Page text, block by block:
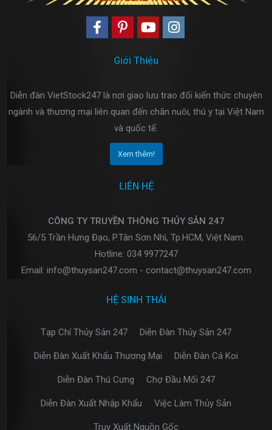
Giới Thiệu
Diễn đàn VietStock247 là nơi giao lưu trao đổi kiến thức chuyên
ngành và thương mại liên quan đến chăn nuôi, thú y tại Việt Nam
và quốc tế.
Xem thêm!
LIÊN HỆ
CÔNG TY TRUYỀN THÔNG THỦY SẢN 247
56/5 Trần Hưng Đạo, P.Tân Sơn Nhì, Tp.HCM, Việt Nam.
Hotline: 034 9977247
Email: info@thuysan247.com - contact@thuysan247.com
HỆ SINH THÁI
Tạp Chí Thủy Sản 247 Diễn Đàn Thủy Sản 247
Diễn Đàn Xuất Khẩu Thương Mại Diễn Đàn Cá Koi
Diễn Đàn Thú Cưng Chợ Đầu Mối 247
Diễn Đàn Xuất Nhập Khẩu Việc Làm Thủy Sản
Truy Xuất Nguồn Gốc